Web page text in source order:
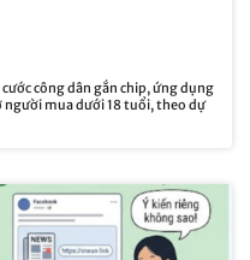
công dân gắn chip, ứng dụng
người mua dưới 18 tuổi, theo dự